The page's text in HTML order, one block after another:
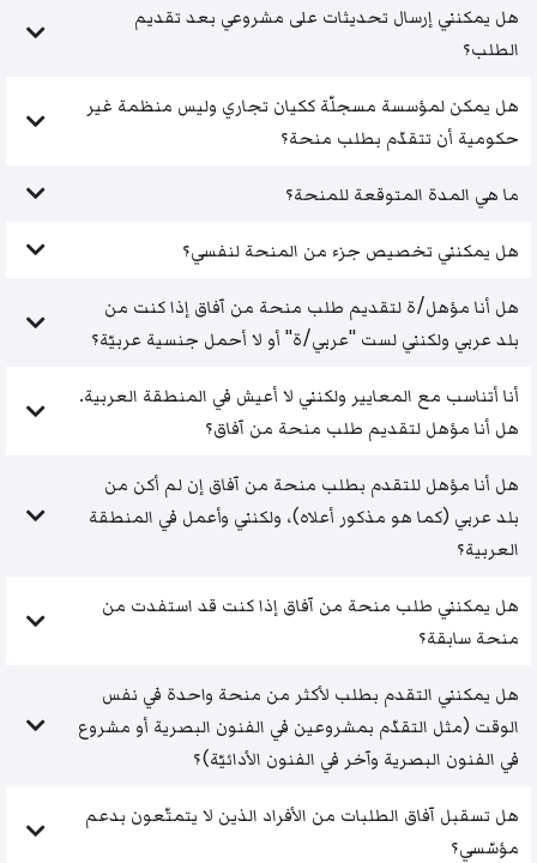
هل يمكنني إرسال تحديثات على مشروعي بعد تقديم
الطلب؟
هل يمكن لمؤسسة مسجلّة ككيان تجاري وليس منظمة غير
حكومية أن تتقدّم بطلب منحة؟
ما هي المدة المتوقعة للمنحة؟
هل يمكنني تخصيص جزء من المنحة لنفسي؟
هل أنا مؤهل/ة لتقديم طلب منحة من آفاق إذا كنت من
بلد عربي ولكنني لست "عربي/ة" أو لا أحمل جنسية عربيّة؟
أنا أتناسب مع المعايير ولكنني لا أعيش في المنطقة العربية.
هل أنا مؤهل لتقديم طلب منحة من آفاق؟
هل أنا مؤهل للتقدم بطلب منحة من آفاق إن لم أكن من
بلد عربي (كما هو مذكور أعلاه)، ولكنني وأعمل في المنطقة
العربية؟
هل يمكنني طلب منحة من آفاق إذا كنت قد استفدت من
منحة سابقة؟
هل يمكنني التقدم بطلب لأكثر من منحة واحدة في نفس
الوقت (مثل التقدّم بمشروعين في الفنون البصرية أو مشروع
في الفنون البصرية وآخر في الفنون الأدائيّة)؟
هل تسقبل آفاق الطلبات من الأفراد الذين لا يتمتّعون بدعم
مؤسّسي؟